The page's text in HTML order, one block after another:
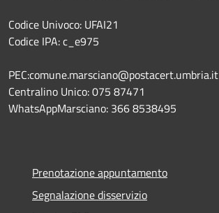
Codice Univoco: UFAI21
Codice IPA: c_e975
PEC:comune.marsciano@postacert.umbria.it
Centralino Unico: 075 87471
WhatsAppMarsciano: 366 8538495
Prenotazione appuntamento
Segnalazione disservizio